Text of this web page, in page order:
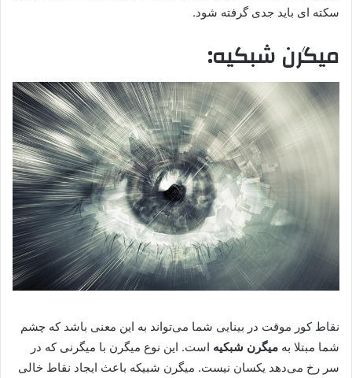
سکته ای باید جدی گرفته شود.
میگرن شبکیه:
نقاط کور موقت در بینایی شما می‌تواند به این معنی باشد که چشم
شما مبتلا به میگرن شبکیه است. این نوع میگرن با میگرنی که در
سر رخ می‌دهد یکسان نیست. میگرن شبیکه باعث ایجاد نقاط خالی